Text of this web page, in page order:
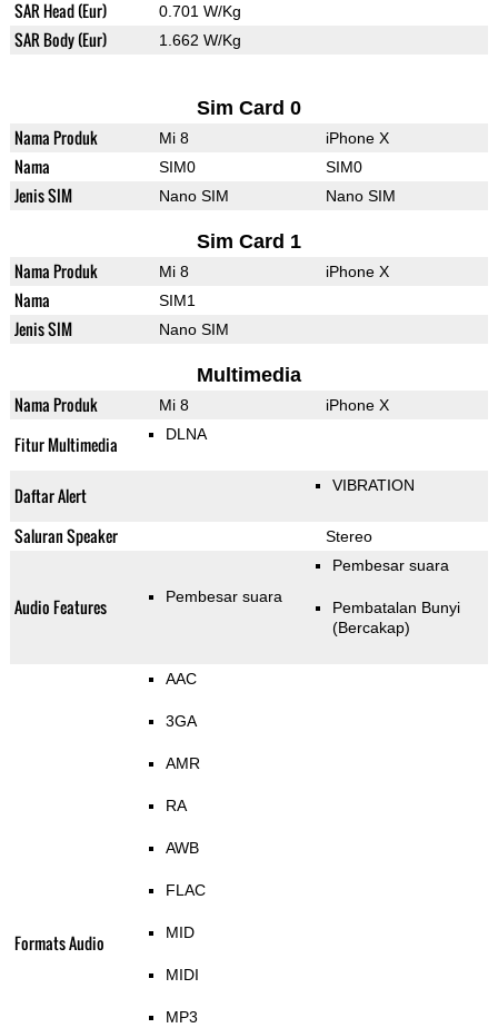
SAR Head (Eur) 0.701 W/Kg
SAR Body (Eur) 1.662 W/Kg
Sim Card 0
Nama Produk Mi 8 iPhone X
Nama SIM0 SIM0
Jenis SIM Nano SIM Nano SIM
Sim Card 1
Nama Produk Mi 8 iPhone X
Nama SIM1
Jenis SIM Nano SIM
Multimedia
Nama Produk Mi 8 iPhone X
Fitur Multimedia DLNA
Daftar Alert VIBRATION
Saluran Speaker Stereo
Audio Features Pembesar suara
Pembesar suara
Pembatalan Bunyi
(Bercakap)
Formats Audio
AAC
3GA
AMR
RA
AWB
FLAC
MID
MIDI
MP3